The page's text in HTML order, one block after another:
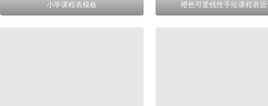
小学课程表模板 橙色可爱线性手绘课程表